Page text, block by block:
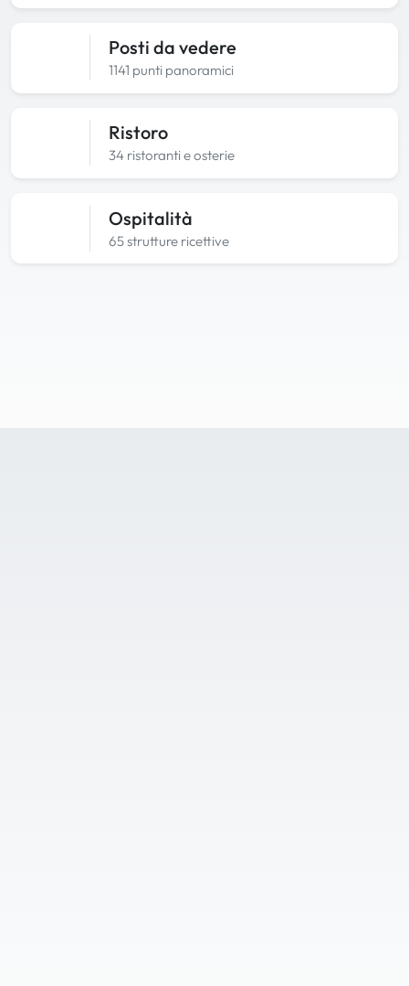
Posti da vedere
1141 punti panoramici
Ristoro
34 ristoranti e osterie
Ospitalità
65 strutture ricettive